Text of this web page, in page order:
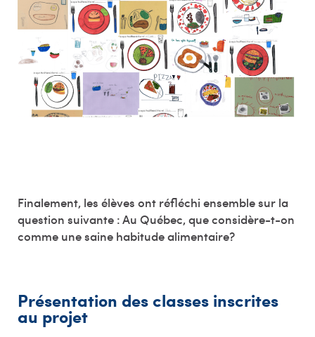
Finalement, les élèves ont réfléchi ensemble sur la
question suivante : Au Québec, que considère-t-on
comme une saine habitude alimentaire?
Présentation des classes inscrites
au projet